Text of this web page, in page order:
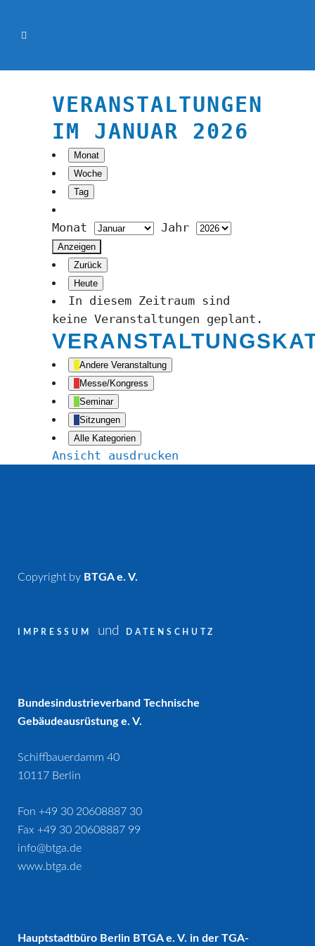
VERANSTALTUNGEN
IM JANUAR 2026
Monat
Woche
Tag
Monat Jahr
Zurück
Heute
In diesem Zeitraum sind
keine Veranstaltungen geplant.
Andere Veranstaltung
Messe/Kongress
Seminar
Sitzungen
Alle Kategorien
Ansicht ausdrucken
Copyright by BTGA e. V.
IMPRESSUM und DATENSCHUTZ
Bundesindustrieverband Technische
Gebäudeausrüstung e. V.
Schiffbauerdamm 40
10117 Berlin
Fon +49 30 20608887 30
Fax +49 30 20608887 99
info@btga.de
www.btga.de
Hauptstadtbüro Berlin BTGA e. V. in der TGA-